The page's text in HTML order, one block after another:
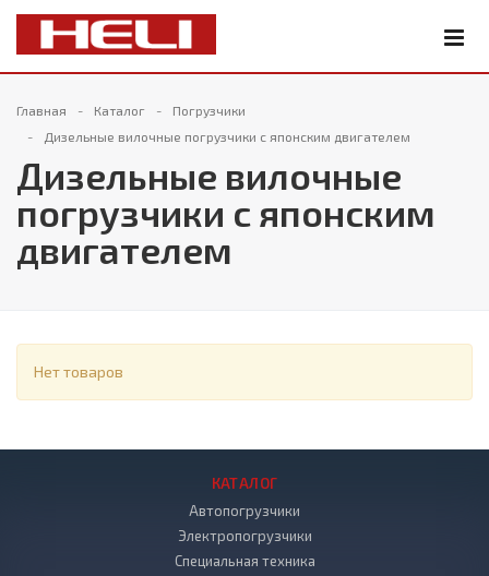
Главная Каталог
Погрузчики
Дизельные вилочные погрузчики с японским двигателем
Дизельные вилочные
погрузчики с японским
двигателем
Нет товаров
КАТАЛОГ
Автопогрузчики
Электропогрузчики
Специальная техника